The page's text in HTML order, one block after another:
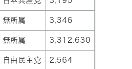
無所属 3,346
無所属 3,312.630
自由民主党 2,564